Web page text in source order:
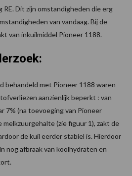
RE. Dit zijn omstandigheden die erg
van vandaag. Bij de
van inkuilmiddel Pioneer 1188.
behandeld met Pioneer 1188 waren
aanzienlijk beperkt : van
7% (na toevoeging van Pioneer
melkzuurgehalte (zie figuur 1), zakt de
de kuil eerder stabiel is. Hierdoor
nog afbraak van koolhydraten en